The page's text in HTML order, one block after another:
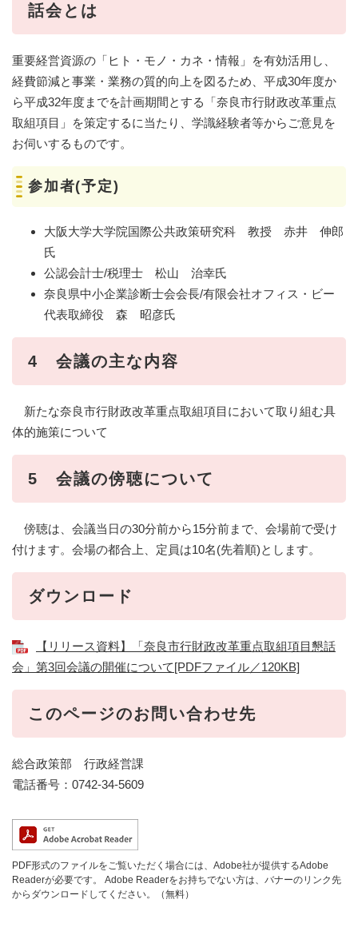
話会とは
重要経営資源の「ヒト・モノ・カネ・情報」を有効活用し、
経費節減と事業・業務の質的向上を図るため、平成30年度か
ら平成32年度までを計画期間とする「奈良市行財政改革重点
取組項目」を策定するに当たり、学識経験者等からご意見を
お伺いするものです。
参加者(予定)
大阪大学大学院国際公共政策研究科 教授 赤井 伸郎
氏
公認会計士/税理士 松山 治幸氏
奈良県中小企業診断士会会長/有限会社オフィス・ビー
代表取締役 森 昭彦氏
4 会議の主な内容
新たな奈良市行財政改革重点取組項目において取り組む具
体的施策について
5 会議の傍聴について
傍聴は、会議当日の30分前から15分前まで、会場前で受け
付けます。会場の都合上、定員は10名(先着順)とします。
ダウンロード
【リリース資料】「奈良市行財政改革重点取組項目懇話
会」第3回会議の開催について[PDFファイル／120KB]
このページのお問い合わせ先
総合政策部 行政経営課
電話番号：0742-34-5609
PDF形式のファイルをご覧いただく場合には、Adobe社が提供するAdobe
Readerが必要です。
Adobe Readerをお持ちでない方は、バナーのリンク先
からダウンロードしてください。（無料）